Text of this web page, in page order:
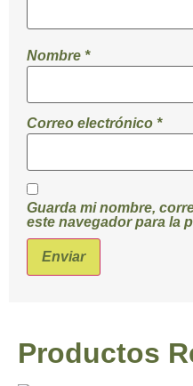
Nombre *
Correo electrónico *
Guarda mi nombre,
este navegador para la
Productos